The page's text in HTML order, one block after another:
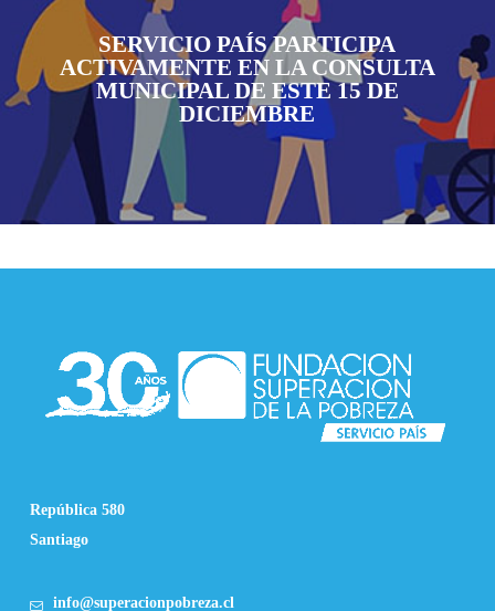
SERVICIO PAÍS PARTICIPA
ACTIVAMENTE EN LA CONSULTA
MUNICIPAL DE ESTE 15 DE
DICIEMBRE
República 580
Santiago
info@superacionpobreza.cl